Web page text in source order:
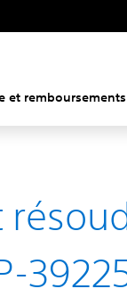
et remboursements